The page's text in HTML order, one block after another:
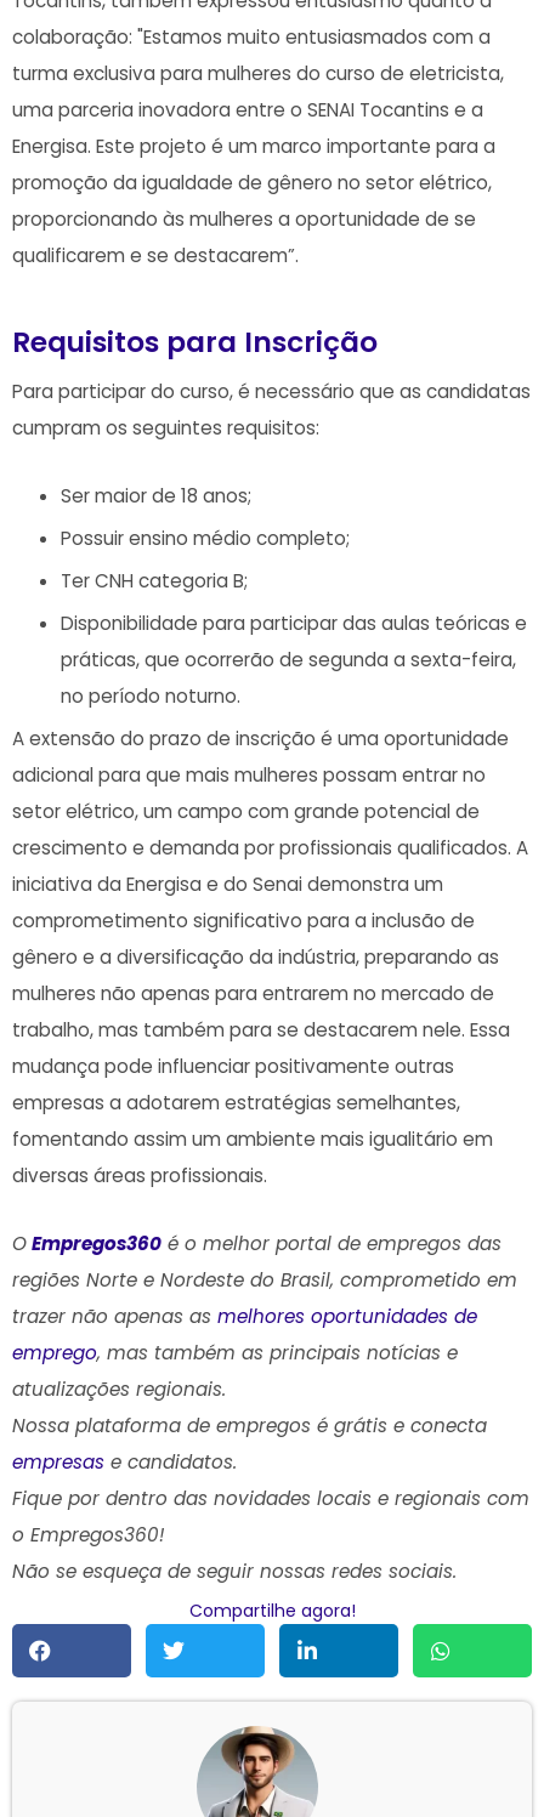
colaboração: "Estamos muito entusiasmados com a
turma exclusiva para mulheres do curso de eletricista,
uma parceria inovadora entre o SENAI Tocantins e a
Energisa. Este projeto é um marco importante para a
promoção da igualdade de gênero no setor elétrico,
proporcionando às mulheres a oportunidade de se
qualificarem e se destacarem”.
Requisitos para Inscrição
Para participar do curso, é necessário que as candidatas
cumpram os seguintes requisitos:
Ser maior de 18 anos;
Possuir ensino médio completo;
Ter CNH categoria B;
Disponibilidade para participar das aulas teóricas e
práticas, que ocorrerão de segunda a sexta-feira,
no período noturno.
A extensão do prazo de inscrição é uma oportunidade
adicional para que mais mulheres possam entrar no
setor elétrico, um campo com grande potencial de
crescimento e demanda por profissionais qualificados. A
iniciativa da Energisa e do Senai demonstra um
comprometimento significativo para a inclusão de
gênero e a diversificação da indústria, preparando as
mulheres não apenas para entrarem no mercado de
trabalho, mas também para se destacarem nele. Essa
mudança pode influenciar positivamente outras
empresas a adotarem estratégias semelhantes,
fomentando assim um ambiente mais igualitário em
diversas áreas profissionais.
OEmpregos360 é o melhor portal de empregos das
regiões Norte e Nordeste do Brasil, comprometido em
trazer não apenas as melhores oportunidades de
emprego, mas também as principais notícias e
atualizações regionais.
Nossa plataforma de empregos é grátis e conecta
empresas e candidatos.
Fique por dentro das novidades locais e regionais com
o Empregos360!
Não se esqueça de seguir nossas redes sociais.
Compartilhe agora!